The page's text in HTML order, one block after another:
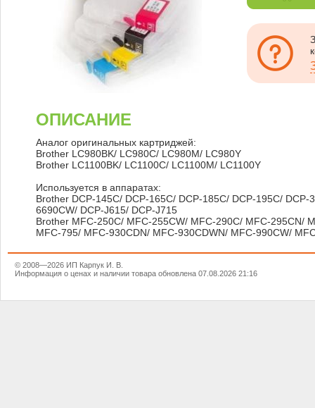
ОПИСАНИЕ
Аналог оригинальных картриджей:
Brother LC980BK/ LC980C/ LC980M/ LC980Y
Brother LC1100BK/ LC1100C/ LC1100M/ LC1100Y
Используется в аппаратах:
Brother DCP-145C/ DCP-165C/ DCP-185C/ DCP-195C/
6690CW/ DCP-J615/ DCP-J715
Brother MFC-250C/ MFC-255CW/ MFC-290C/ MFC-295CN/
MFC-795/ MFC-930CDN/ MFC-930CDWN/ MFC-990CW/
© 2008—2026 ИП Карпук И. В.
Информация о ценах и наличии товара обновлена 07.08.2026 21:16